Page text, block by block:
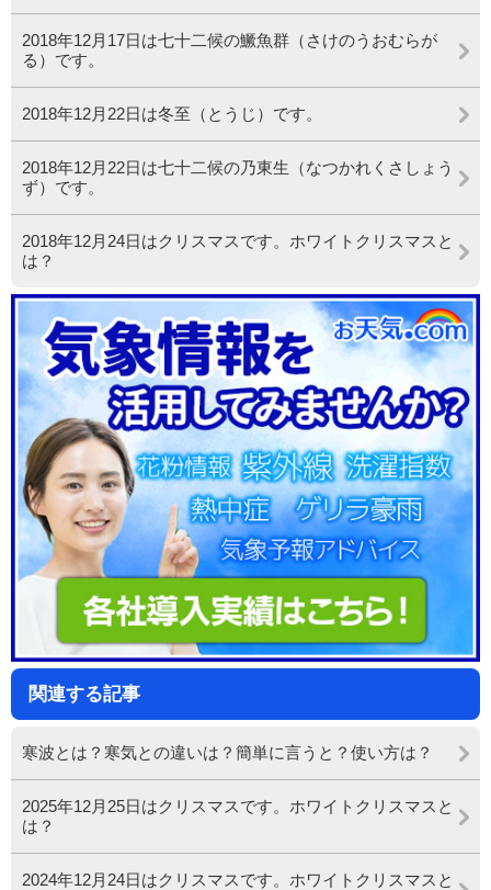
2018年12月17日は七十二候の鱖魚群（さけのうおむらが
る）です。
2018年12月22日は冬至（とうじ）です。
2018年12月22日は七十二候の乃東生（なつかれくさしょう
ず）です。
2018年12月24日はクリスマスです。ホワイトクリスマスと
は？
関連する記事
寒波とは？寒気との違いは？簡単に言うと？使い方は？
2025年12月25日はクリスマスです。ホワイトクリスマスと
は？
2024年12月24日はクリスマスです。ホワイトクリスマスと